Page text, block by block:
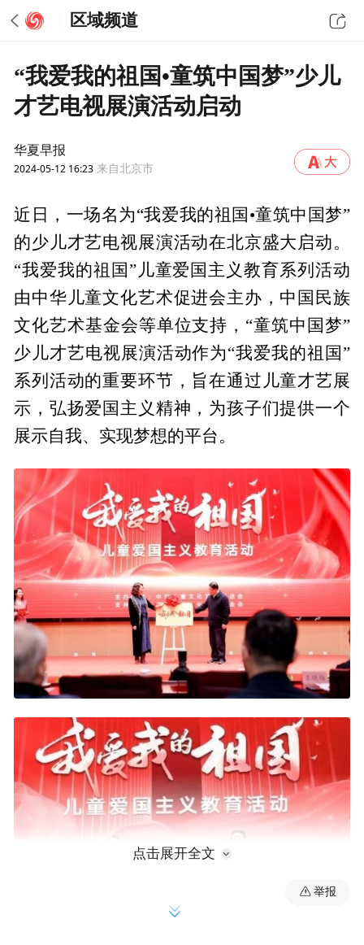
区域频道
“我爱我的祖国•童筑中国梦”少儿
才艺电视展演活动启动
华夏早报
2024-05-12 16:23 来自北京市
近日，一场名为“我爱我的祖国•童筑中国梦”
的少儿才艺电视展演活动在北京盛大启动。
“我爱我的祖国”儿童爱国主义教育系列活动
由中华儿童文化艺术促进会主办，中国民族
文化艺术基金会等单位支持，“童筑中国梦”
少儿才艺电视展演活动作为“我爱我的祖国”
系列活动的重要环节，旨在通过儿童才艺展
示，弘扬爱国主义精神，为孩子们提供一个
展示自我、实现梦想的平台。
点击展开全文
举报